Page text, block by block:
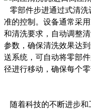
零部件步进通过式清
准的控制。设备通常采用
和清洗要求，自动调整
参数，确保清洗效果达
送系统，可自动将零部
径进行移动，确保每个
随着科技的不断进步